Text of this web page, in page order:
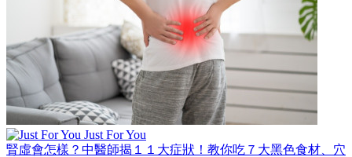
Just For You
腎虛會怎樣？中醫師揭１１大症狀！教你吃７大黑色食材、穴